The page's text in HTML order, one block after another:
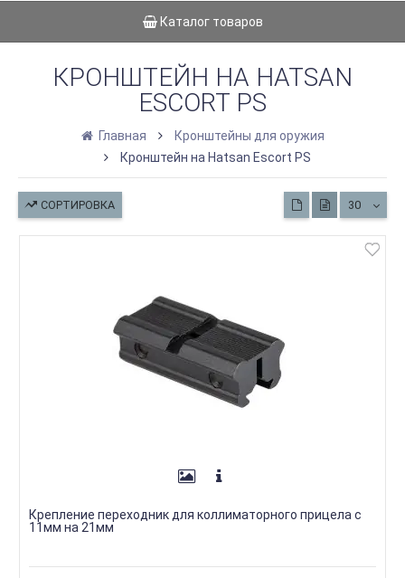
Каталог товаров
КРОНШТЕЙН НА HATSAN
ESCORT PS
Главная
Кронштейны для оружия
Кронштейн на Hatsan Escort PS
СОРТИРОВКА 30
Крепление переходник для коллиматорного прицела с
11мм на 21мм